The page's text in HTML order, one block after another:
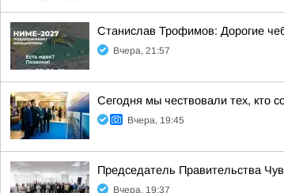
Станислав Трофимов: Дорогие
Вчера, 21:57
Сегодня мы чествовали тех, кто
Вчера, 19:45
Председатель Правительства
Вчера, 19:37